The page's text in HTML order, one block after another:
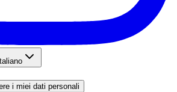
i miei dati personali